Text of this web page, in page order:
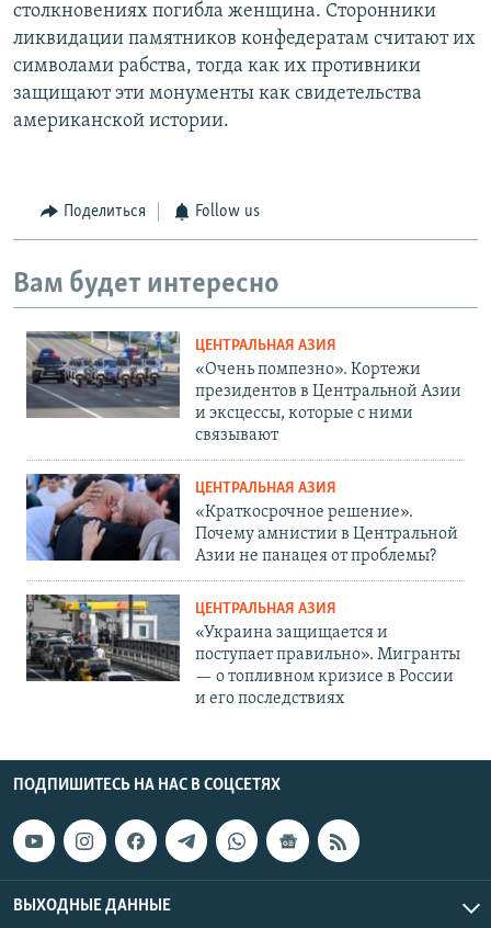
столкновениях погибла женщина. Сторонники
ликвидации памятников конфедератам считают их
символами рабства, тогда как их противники
защищают эти монументы как свидетельства
американской истории.
Поделиться Follow us
Вам будет интересно
ЦЕНТРАЛЬНАЯ АЗИЯ
«Очень помпезно». Кортежи
президентов в Центральной Азии
и эксцессы, которые с ними
связывают
ЦЕНТРАЛЬНАЯ АЗИЯ
«Краткосрочное решение».
Почему амнистии в Центральной
Азии не панацея от проблемы?
ЦЕНТРАЛЬНАЯ АЗИЯ
«Украина защищается и
поступает правильно». Мигранты
— о топливном кризисе в России
и его последствиях
ПОДПИШИТЕСЬ НА НАС В СОЦСЕТЯХ
ВЫХОДНЫЕ ДАННЫЕ